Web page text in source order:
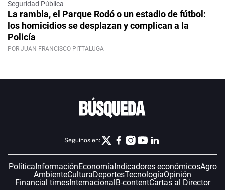
Seguridad Pública
La rambla, el Parque Rodó o un estadio de fútbol:
los homicidios se desplazan y complican a la
Policía
POR JUAN FRANCISCO PITTALUGA
Seguinos en:
Política InformaciónEconomía Indicadores económicosAgro
AmbienteCulturaDeportesTecnologíaOpinión
Financial timesInternacional B-contentCartas al Director